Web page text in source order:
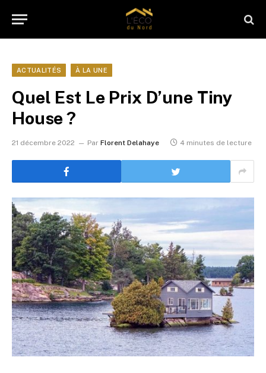
ACTUALITÉS À LA UNE
Quel Est Le Prix D’une Tiny
House ?
21 décembre 2022 Par Florent Delahaye 4 minutes de lecture